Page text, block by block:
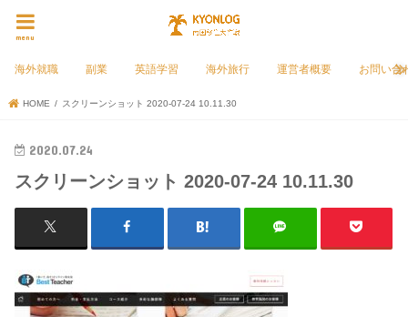
menu
海外就職 副業 英語学習 海外旅行 運営者概要 お問い合
HOME スクリーンショット 2020-07-24 10.11.30
2020.07.24
スクリーンショット 2020-07-24 10.11.30